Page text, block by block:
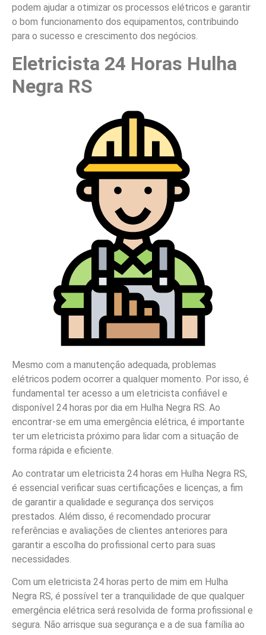
podem ajudar a otimizar os processos elétricos e garantir
o bom funcionamento dos equipamentos, contribuindo
para o sucesso e crescimento dos negócios.
Eletricista 24 Horas Hulha
Negra RS
Mesmo com a manutenção adequada, problemas
elétricos podem ocorrer a qualquer momento. Por isso, é
fundamental ter acesso a um eletricista confiável e
disponível 24 horas por dia em Hulha Negra RS. Ao
encontrar-se em uma emergência elétrica, é importante
ter um eletricista próximo para lidar com a situação de
forma rápida e eficiente.
Ao contratar um eletricista 24 horas em Hulha Negra RS,
é essencial verificar suas certificações e licenças, a fim
de garantir a qualidade e segurança dos serviços
prestados. Além disso, é recomendado procurar
referências e avaliações de clientes anteriores para
garantir a escolha do profissional certo para suas
necessidades.
Com um eletricista 24 horas perto de mim em Hulha
Negra RS, é possível ter a tranquilidade de que qualquer
emergência elétrica será resolvida de forma profissional e
segura. Não arrisque sua segurança e a de sua família ao